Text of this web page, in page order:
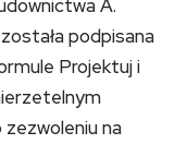
A.
podpisana
Projektuj i
zezwoleniu na